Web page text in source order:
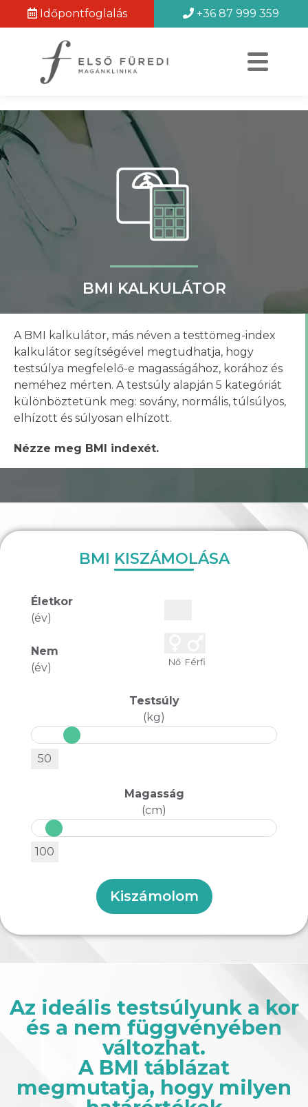
Időpontfoglalás +36 87 999 359
BMI KALKULÁTOR
A BMI kalkulátor, más néven a testtömeg-index
kalkulátor segítségével megtudhatja, hogy
testsúlya megfelelő-e magasságához, korához és
neméhez mérten. A testsúly alapján 5 kategóriát
különböztetünk meg: sovány, normális, túlsúlyos,
elhízott és súlyosan elhízott.
Nézze meg BMI indexét.
BMI KISZÁMOLÁSA
Életkor
(év)
Nem
(év)
Nő Férfi
Testsúly
(kg)
Magasság
(cm)
Kiszámolom
Az ideális testsúlyunk a kor
és a nem függvényében
változhat.
A BMI táblázat
megmutatja, hogy milyen